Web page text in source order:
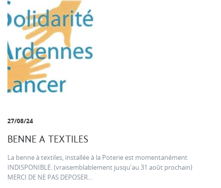
27/08/24
BENNE A TEXTILES
La benne à textiles, installée à la Poterie est momentanément
INDISPONIBLE. (vraisemblablement jusqu'au 31 août prochain)
MERCI DE NE PAS DEPOSER...